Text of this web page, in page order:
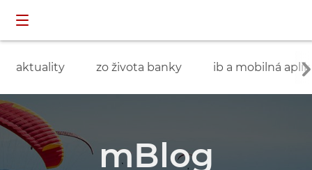
aktuality zo života banky ib a mobilná
mBlog